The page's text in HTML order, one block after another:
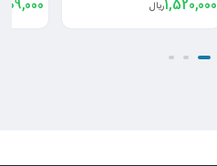
1,520,000ریال 209,000